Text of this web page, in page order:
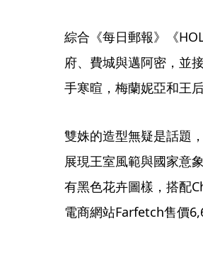
綜合《每日郵報》《
府、費城與邁阿密，並
手寒暄，梅蘭妮亞和王
雙姝的造型無疑是話題
展現王室風範與國家意
有黑色花卉圖樣，搭配
電商網站Farfetch售價